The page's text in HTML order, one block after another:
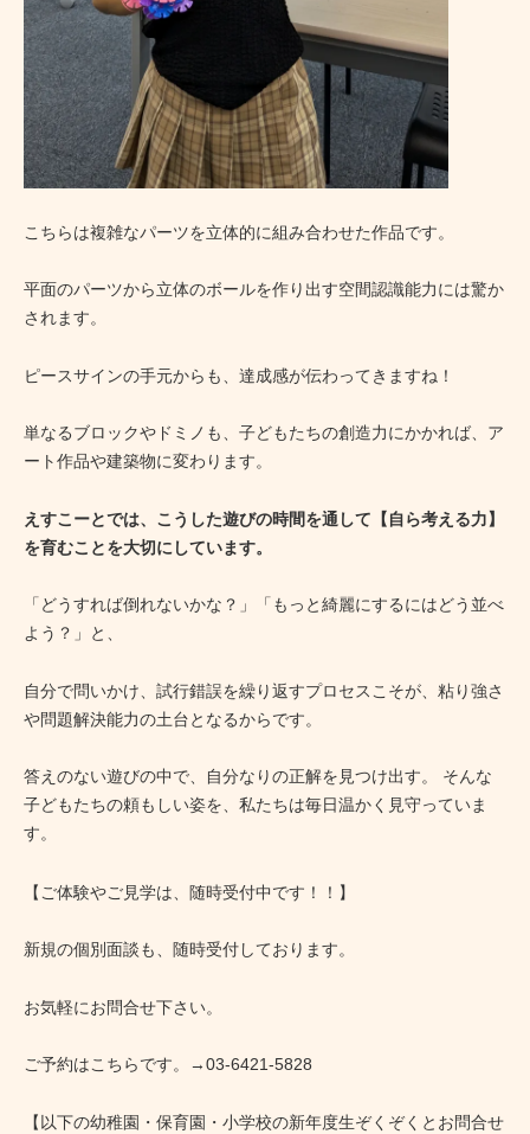
こちらは複雑なパーツを立体的に組み合わせた作品です。
平面のパーツから立体のボールを作り出す空間認識能力には驚か
されます。
ピースサインの手元からも、達成感が伝わってきますね！
単なるブロックやドミノも、子どもたちの創造力にかかれば、ア
ート作品や建築物に変わります。
えすこーとでは、こうした遊びの時間を通して【自ら考える力】
を育むことを大切にしています。
「どうすれば倒れないかな？」「もっと綺麗にするにはどう並べ
よう？」と、
自分で問いかけ、試行錯誤を繰り返すプロセスこそが、粘り強さ
や問題解決能力の土台となるからです。
答えのない遊びの中で、自分なりの正解を見つけ出す。 そんな
子どもたちの頼もしい姿を、私たちは毎日温かく見守っていま
す。
【ご体験やご見学は、随時受付中です！！】
新規の個別面談も、随時受付しております。
お気軽にお問合せ下さい。
ご予約はこちらです。→03-6421-5828
【以下の幼稚園・保育園・小学校の新年度生ぞくぞくとお問合せ